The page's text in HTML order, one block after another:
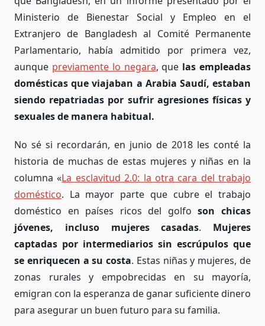
Ministerio de Bienestar Social y Empleo en el
Extranjero de Bangladesh al Comité Permanente
Parlamentario, había admitido por primera vez,
aunque previamente lo negara, que las empleadas
domésticas que viajaban a Arabia Saudí, estaban
siendo repatriadas por sufrir agresiones físicas y
sexuales de manera habitual.
No sé si recordarán, en junio de 2018 les conté la
historia de muchas de estas mujeres y niñas en la
columna «La esclavitud 2.0: la otra cara del trabajo
doméstico. La mayor parte que cubre el trabajo
doméstico en países ricos del golfoson chicas
jóvenes, incluso mujeres casadas. Mujeres
captadas por intermediarios sin escrúpulos que
se enriquecen a su costa. Estas niñas y mujeres, de
zonas rurales y empobrecidas en su mayoría,
emigran con la esperanza de ganar suficiente dinero
para asegurar un buen futuro para su familia.